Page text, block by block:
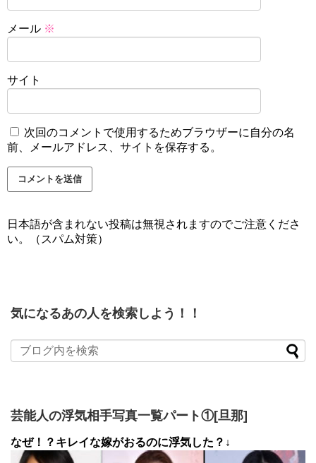
メール ※
サイト
次回のコメントで使用するためブラウザーに自分の名
前、メールアドレス、サイトを保存する。
日本語が含まれない投稿は無視されますのでご注意くださ
い。（スパム対策）
気になるあの人を検索しよう！！
芸能人の浮気相手写真一覧パート①[旦那]
なぜ！？キレイな嫁がおるのに浮気した？↓